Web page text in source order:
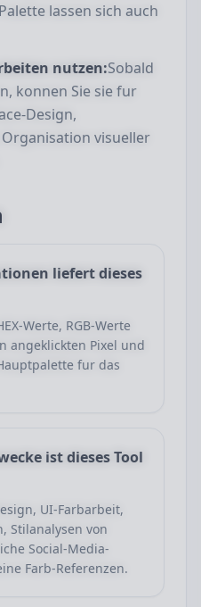
lassen sich auch
nutzen:Sobald
konnen Sie sie fur
Design,
visueller
liefert dieses
Werte, RGB-Werte
angeklickten Pixel und
fur das
ist dieses Tool
UI-Farbarbeit,
Stilanalysen von
Social-Media-
Farb-Referenzen.